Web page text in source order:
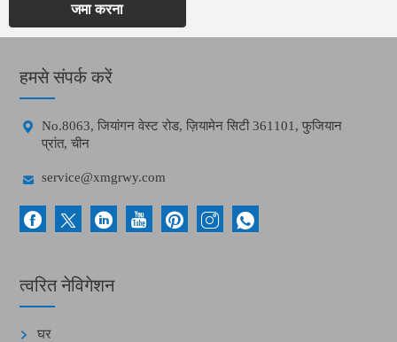
जमा करना
हमसे संपर्क करें

No.8063, जियांगन वेस्ट रोड, ज़ियामेन सिटी 361101, फुजियान
प्रांत, चीन
 service@xmgrwy.com
त्वरित नेविगेशन
घर